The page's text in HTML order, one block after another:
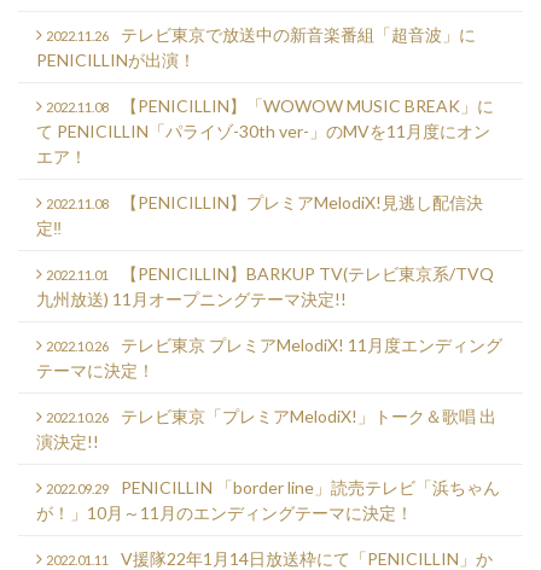
2022.11.26
テレビ東京で放送中の新音楽番組「超音波」に
PENICILLINが出演！
2022.11.08
【PENICILLIN】「WOWOW MUSIC BREAK」に
て PENICILLIN「パライゾ-30th ver-」のMVを11月度にオン
エア！
2022.11.08
【PENICILLIN】プレミアMelodiX!見逃し配信決
定‼️
2022.11.01
【PENICILLIN】BARKUP TV(テレビ東京系/TVQ
九州放送) 11月オープニングテーマ決定!!
2022.10.26
テレビ東京 プレミアMelodiX! 11月度エンディング
テーマに決定！
2022.10.26
テレビ東京「プレミアMelodiX!」トーク＆歌唱 出
演決定!!
2022.09.29
PENICILLIN 「border line」読売テレビ「浜ちゃん
が！」10月～11月のエンディングテーマに決定！
2022.01.11
V援隊22年1月14日放送枠にて「PENICILLIN」か